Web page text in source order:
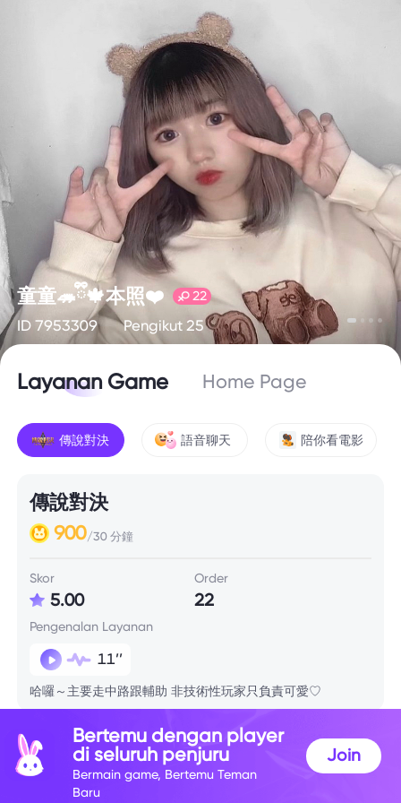
童童🦔ྀི🍁本照❤️ 22
ID 7953309 Pengikut 25
Layanan Game Home Page
傳說對決 語音聊天 陪你看電影
傳說對決
900/30 分鐘
Skor
5.00
Order
22
Pengenalan Layanan
11’’
哈囉～主要走中路跟輔助 非技術性玩家只負責可愛♡
Info Skill
Bertemu dengan player
di seluruh penjuru
Bermain game, Bertemu Teman
Baru
Join